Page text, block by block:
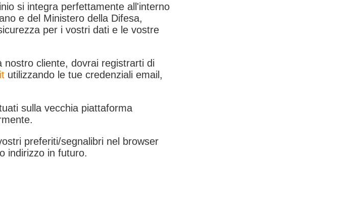
si integra perfettamente all'interno
e del Ministero della Difesa,
per i vostri dati e le vostre
nostro cliente, dovrai registrarti di
utilizzando le tue credenziali email,
sulla vecchia piattaforma
preferiti/segnalibri nel browser
indirizzo in futuro.